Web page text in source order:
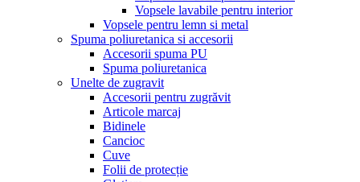
Vopsele lavabile pentru interior
Vopsele pentru lemn si metal
Spuma poliuretanica si accesorii
Accesorii spuma PU
Spuma poliuretanica
Unelte de zugravit
Accesorii pentru zugrăvit
Articole marcaj
Bidinele
Cancioc
Cuve
Folii de protecție